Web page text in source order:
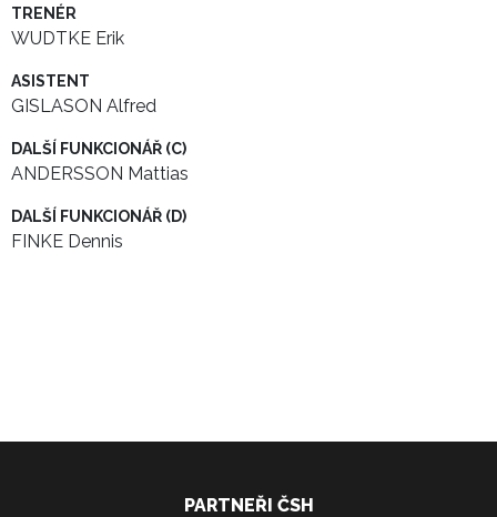
TRENÉR
WUDTKE Erik
ASISTENT
GISLASON Alfred
DALŠÍ FUNKCIONÁŘ (C)
ANDERSSON Mattias
DALŠÍ FUNKCIONÁŘ (D)
FINKE Dennis
PARTNEŘI ČSH